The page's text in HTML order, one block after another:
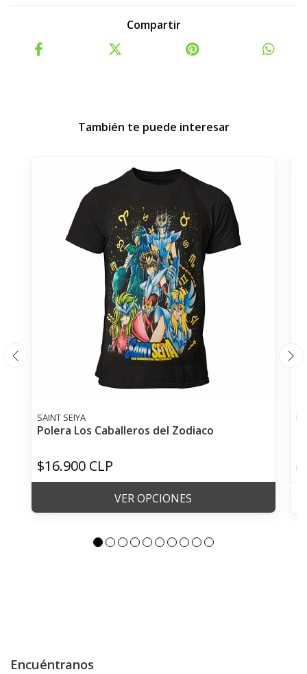
Compartir
También te puede interesar
SAINT SEIYA
Polera Los Caballeros del Zodiaco
$16.900 CLP
VER OPCIONES
Encuéntranos